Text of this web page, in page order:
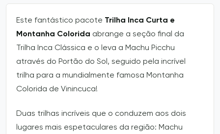
Este fantástico pacote Trilha Inca Curta e
Montanha Colorida abrange a seção final da
Trilha Inca Clássica e o leva a Machu Picchu
através do Portão do Sol, seguido pela incrível
trilha para a mundialmente famosa Montanha
Colorida de Vinincuca!
Duas trilhas incríveis que o conduzem aos dois
lugares mais espetaculares da região: Machu